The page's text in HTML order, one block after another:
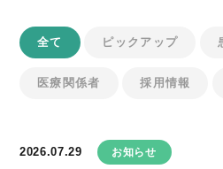
全て ピックアップ
医療関係者 採用情報
2026.07.29 お知らせ